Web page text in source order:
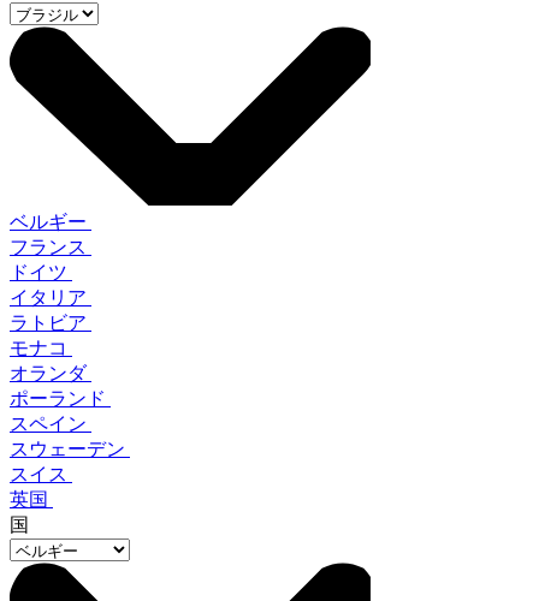
ベルギー
フランス
ドイツ
イタリア
ラトビア
モナコ
オランダ
ポーランド
スペイン
スウェーデン
スイス
英国
国